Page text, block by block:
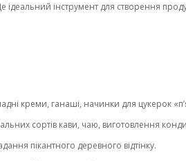
інструмент для створення
креми, ганаші, начинки для цукерок
сортів кави, чаю, виготовлення
пікантного деревного відтінку.